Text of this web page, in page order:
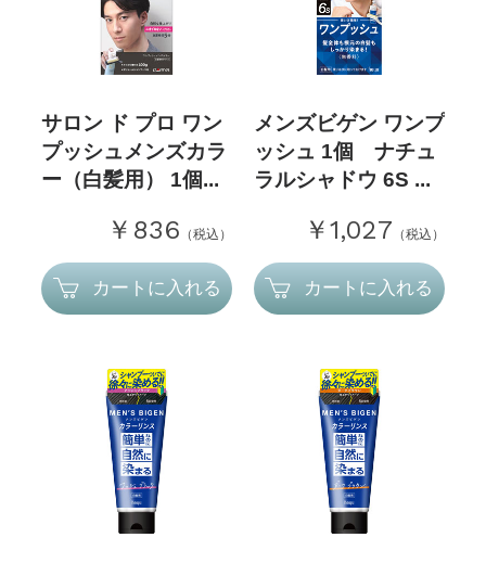
サロン ド プロ ワン
プッシュメンズカラ
ー（白髪用） 1個...
￥836 （税込）
カートに入れる
メンズビゲン ワンプ
ッシュ 1個 ナチュ
ラルシャドウ 6S ...
￥1,027 （税込）
カートに入れる